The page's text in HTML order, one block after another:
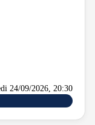
24/09/2026, 20:30